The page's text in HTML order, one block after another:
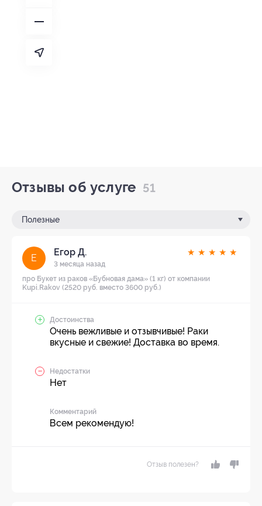
Отзывы об услуге 51
Полезные
Е
Егор Д.
3 месяца назад
★ ★ ★ ★ ★
про Букет из раков «Бубновая дама» (1 кг) от компании
Kupi.Rakov (2520 руб. вместо 3600 руб.)
Достоинства
Очень вежливые и отзывчивые! Раки
вкусные и свежие! Доставка во время.
Недостатки
Нет
Комментарий
Всем рекомендую!
Отзыв полезен?